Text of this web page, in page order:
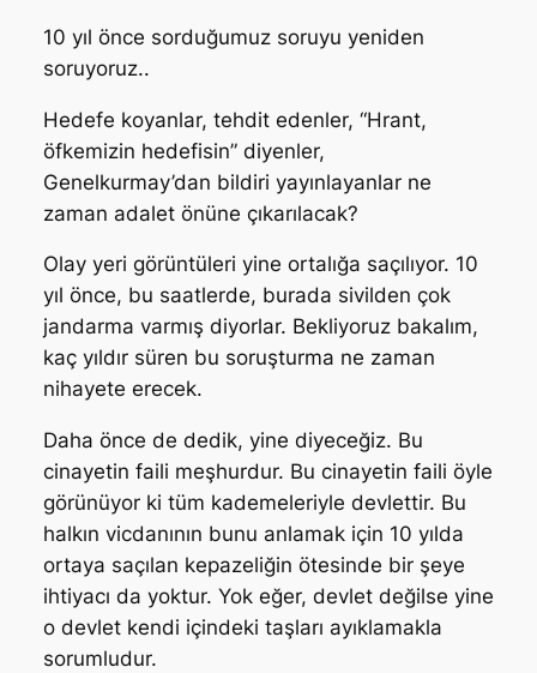
10 yıl önce sorduğumuz soruyu yeniden
soruyoruz..
Hedefe koyanlar, tehdit edenler, “Hrant,
öfkemizin hedefisin” diyenler,
Genelkurmay’dan bildiri yayınlayanlar ne
zaman adalet önüne çıkarılacak?
Olay yeri görüntüleri yine ortalığa saçılıyor. 10
yıl önce, bu saatlerde, burada sivilden çok
jandarma varmış diyorlar. Bekliyoruz bakalım,
kaç yıldır süren bu soruşturma ne zaman
nihayete erecek.
Daha önce de dedik, yine diyeceğiz. Bu
cinayetin faili meşhurdur. Bu cinayetin faili öyle
görünüyor ki tüm kademeleriyle devlettir. Bu
halkın vicdanının bunu anlamak için 10 yılda
ortaya saçılan kepazeliğin ötesinde bir şeye
ihtiyacı da yoktur. Yok eğer, devlet değilse yine
o devlet kendi içindeki taşları ayıklamakla
sorumludur.